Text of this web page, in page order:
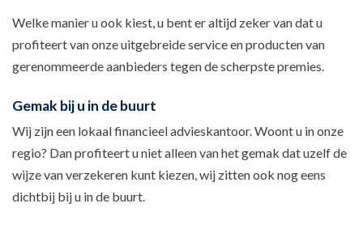
Welke manier u ook kiest, u bent er altijd zeker van dat u
profiteert van onze uitgebreide service en producten van
gerenommeerde aanbieders tegen de scherpste premies.
Gemak bij u in de buurt
Wij zijn een lokaal financieel advieskantoor. Woont u in onze
regio? Dan profiteert u niet alleen van het gemak dat uzelf de
wijze van verzekeren kunt kiezen, wij zitten ook nog eens
dichtbij bij u in de buurt.